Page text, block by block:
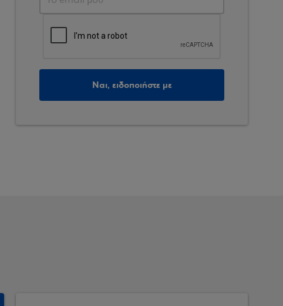
Ναι, ειδοποιήστε με